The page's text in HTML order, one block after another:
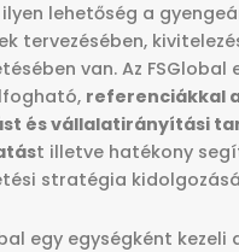
ilyen lehetőség a
tervezésében,
van. Az FSGlobal
referenciákkal
és vállalatirányítási
t illetve hatékony
stratégia
egy egységként kezeli